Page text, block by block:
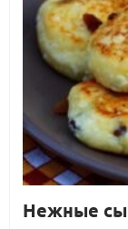
Нежные